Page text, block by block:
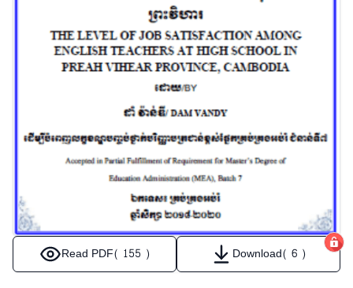
Read PDF( 155 ) Download( 6 )